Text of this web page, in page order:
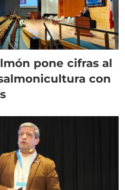
pone cifras al
con